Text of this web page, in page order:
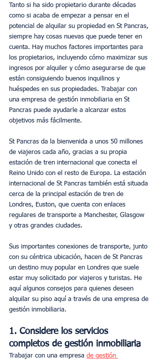
Tanto si ha sido propietario durante décadas
como si acaba de empezar a pensar en el
potencial de alquilar su propiedad en St Pancras,
siempre hay cosas nuevas que puede tener en
cuenta. Hay muchos factores importantes para
los propietarios, incluyendo cómo maximizar sus
ingresos por alquiler y cómo asegurarse de que
están consiguiendo buenos inquilinos y
huéspedes en sus propiedades. Trabajar con
una empresa de gestión inmobiliaria en St
Pancras puede ayudarle a alcanzar estos
objetivos más fácilmente.
St Pancras da la bienvenida a unos 50 millones
de viajeros cada año, gracias a su propia
estación de tren internacional que conecta el
Reino Unido con el resto de Europa. La estación
internacional de St Pancras también está situada
cerca de la principal estación de tren de
Londres, Euston, que cuenta con enlaces
regulares de transporte a Manchester, Glasgow
y otras grandes ciudades.
Sus importantes conexiones de transporte, junto
con su céntrica ubicación, hacen de St Pancras
un destino muy popular en Londres que suele
estar muy solicitado por viajeros y turistas. He
aquí algunos consejos para quienes deseen
alquilar su piso aquí a través de una empresa de
gestión inmobiliaria.
1. Considere los servicios
completos de gestión inmobiliaria
Trabajar con una empresa de gestión